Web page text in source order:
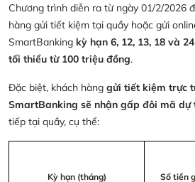
Chương trình diễn ra từ ngày 01/2/2026
hàng gửi tiết kiệm tại quầy hoặc gửi
SmartBanking kỳ hạn 6, 12, 13, 18 và
tối thiểu từ 100 triệu đồng.
Đặc biệt, khách hàng gửi tiết kiệm trực
SmartBanking sẽ nhận gấp đôi mã dự
tiếp tại quầy, cụ thể:
Kỳ hạn (tháng) Số tiền